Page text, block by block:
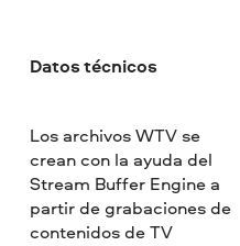
Datos técnicos
Los archivos WTV se
crean con la ayuda del
Stream Buffer Engine a
partir de grabaciones de
contenidos de TV